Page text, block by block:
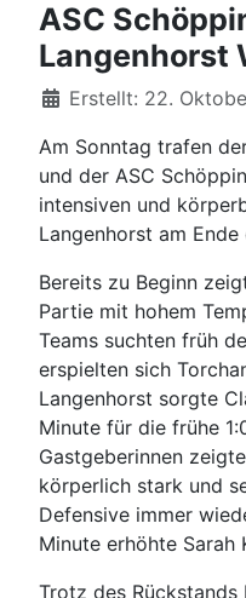
ASC
Langenhorst
DetailsErstellt: 22.
Am Sonntag trafen
und der ASC
intensiven und
Langenhorst am
Bereits zu Beginn
Partie mit hohem
Teams suchten früh
erspielten sich
Langenhorst sorgte
Minute für die frühe
Gastgeberinnen
körperlich stark und
Defensive immer
Minute erhöhte Sarah
Trotz des